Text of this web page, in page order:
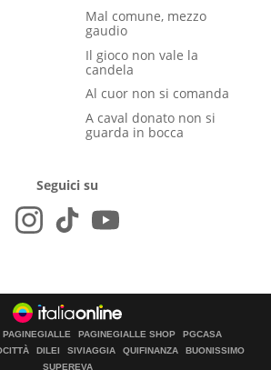
Mal comune, mezzo
gaudio
Il gioco non vale la
candela
Al cuor non si comanda
A caval donato non si
guarda in bocca
Seguici su
PAGINEGIALLE PAGINEGIALLE SHOP
PGCASA
DILEI SIVIAGGIA QUIFINANZA
BUONISSIMO
SUPEREVA